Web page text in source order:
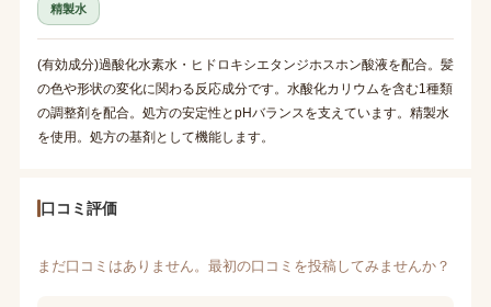
精製水
(有効成分)過酸化水素水・ヒドロキシエタンジホスホン酸液を配合。髪
の色や形状の変化に関わる反応成分です。水酸化カリウムを含む1種類
の調整剤を配合。処方の安定性とpHバランスを支えています。精製水
を使用。処方の基剤として機能します。
口コミ評価
まだ口コミはありません。最初の口コミを投稿してみませんか？